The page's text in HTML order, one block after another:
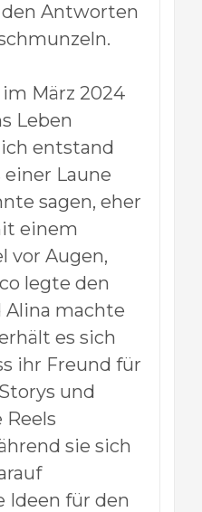
Antworten
März 2024
Leben
entstand
Laune
sagen, eher
einem
vor Augen,
legte den
Alina machte
es sich
ihr Freund für
und
Reels
sie sich
Ideen für den